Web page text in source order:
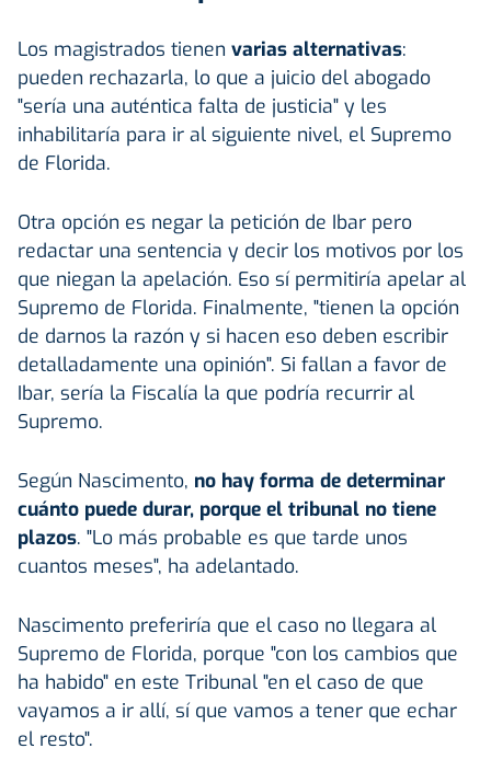
Los magistrados tienen varias alternativas:
pueden rechazarla, lo que a juicio del abogado
"sería una auténtica falta de justicia" y les
inhabilitaría para ir al siguiente nivel, el Supremo
de Florida.
Otra opción es negar la petición de Ibar pero
redactar una sentencia y decir los motivos por los
que niegan la apelación. Eso sí permitiría apelar al
Supremo de Florida. Finalmente, "tienen la opción
de darnos la razón y si hacen eso deben escribir
detalladamente una opinión". Si fallan a favor de
Ibar, sería la Fiscalía la que podría recurrir al
Supremo.
Según Nascimento, no hay forma de determinar
cuánto puede durar, porque el tribunal no tiene
plazos. "Lo más probable es que tarde unos
cuantos meses", ha adelantado.
Nascimento preferiría que el caso no llegara al
Supremo de Florida, porque "con los cambios que
ha habido" en este Tribunal "en el caso de que
vayamos a ir allí, sí que vamos a tener que echar
el resto".